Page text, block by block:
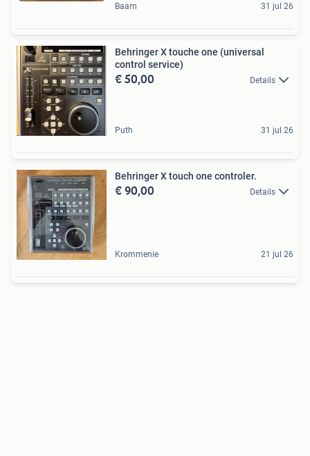
Baarn 31 jul 26
Behringer X touche one (universal
control service)
€ 50,00 Details
Puth 31 jul 26
Behringer X touch one controler.
€ 90,00 Details
Krommenie 21 jul 26